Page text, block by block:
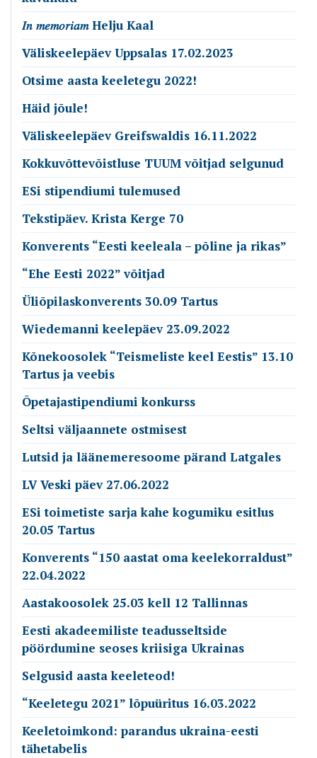
𝐼𝑛 𝑚𝑒𝑚𝑜𝑟𝑖𝑎𝑚 Helju Kaal
Väliskeelepäev Uppsalas 17.02.2023
Otsime aasta keeletegu 2022!
Häid jõule!
Väliskeelepäev Greifswaldis 16.11.2022
Kokkuvõttevõistluse TUUM võitjad selgunud
ESi stipendiumi tulemused
Tekstipäev. Krista Kerge 70
Konverents “Eesti keeleala – põline ja rikas”
“Ehe Eesti 2022” võitjad
Üliõpilaskonverents 30.09 Tartus
Wiedemanni keelepäev 23.09.2022
Kõnekoosolek “Teismeliste keel Eestis” 13.10
Tartus ja veebis
Õpetajastipendiumi konkurss
Seltsi väljaannete ostmisest
Lutsid ja läänemeresoome pärand Latgales
LV Veski päev 27.06.2022
ESi toimetiste sarja kahe kogumiku esitlus
20.05 Tartus
Konverents “150 aastat oma keelekorraldust”
22.04.2022
Aastakoosolek 25.03 kell 12 Tallinnas
Eesti akadeemiliste teadusseltside
pöördumine seoses kriisiga Ukrainas
Selgusid aasta keeleteod!
“Keeletegu 2021” lõpuüritus 16.03.2022
Keeletoimkond: parandus ukraina-eesti
tähetabelis